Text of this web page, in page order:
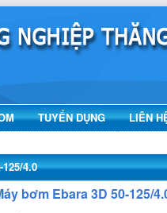
TUYỂN DỤNG LIÊN
4.0
bơm Ebara 3D 50-125/